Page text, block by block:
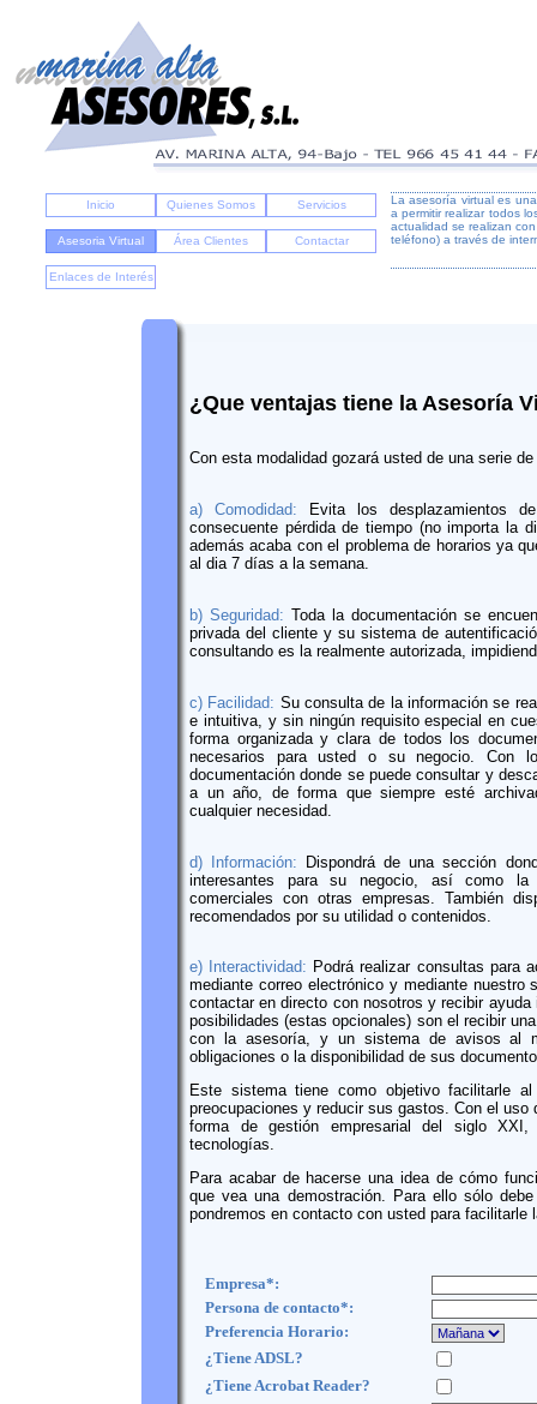
Inicio Quienes Somos Servicios
Asesoria Virtual Área Clientes Contactar
Enlaces de Interés
La asesoría virtual es
a permitir realizar todos
actualidad se realizan
teléfono) a través de
¿Que ventajas tiene la Asesoría
Con esta modalidad gozará usted de una serie
a) Comodidad: Evita los desplazamientos
consecuente pérdida de tiempo (no importa la
además acaba con el problema de horarios ya
al dia 7 días a la semana.
b) Seguridad: Toda la documentación se
privada del cliente y su sistema de
consultando es la realmente autorizada,
c) Facilidad: Su consulta de la información se
e intuitiva, y sin ningún requisito especial en
forma organizada y clara de todos los
necesarios para usted o su negocio. Con
documentación donde se puede consultar y
a un año, de forma que siempre esté
cualquier necesidad.
d) Información: Dispondrá de una sección
interesantes para su negocio, así como la
comerciales con otras empresas. También
recomendados por su utilidad o contenidos.
e) Interactividad: Podrá realizar consultas para
mediante correo electrónico y mediante nuestro
contactar en directo con nosotros y recibir
posibilidades (estas opcionales) son el recibir
con la asesoría, y un sistema de avisos al
obligaciones o la disponibilidad de sus
Este sistema tiene como objetivo facilitarle
preocupaciones y reducir sus gastos. Con el uso
forma de gestión empresarial del siglo
tecnologías.
Para acabar de hacerse una idea de cómo
que vea una demostración. Para ello sólo
pondremos en contacto con usted para facilitarle
Empresa*:
Persona de contacto*:
Preferencia Horario:
¿Tiene ADSL?
¿Tiene Acrobat Reader?